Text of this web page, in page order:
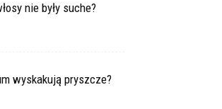
nie były suche?
wyskakują pryszcze?